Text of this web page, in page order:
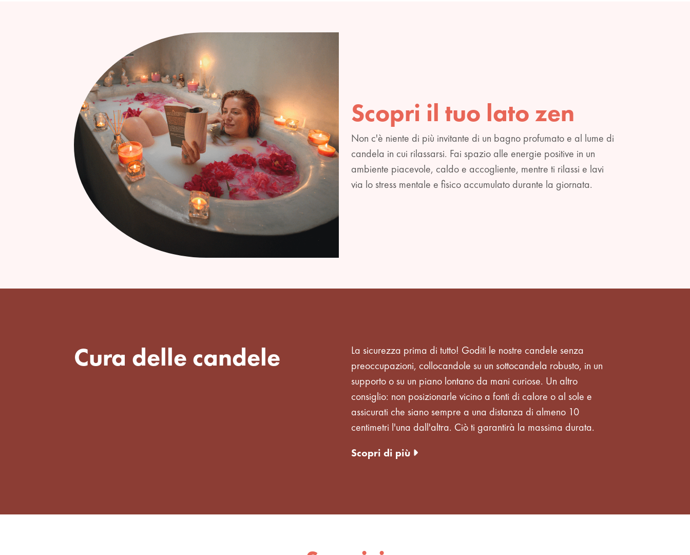
Scopri il tuo lato zen
Non c'è niente di più invitante di un bagno profumato e al lume di
candela in cui rilassarsi. Fai spazio alle energie positive in un
ambiente piacevole, caldo e accogliente, mentre ti rilassi e lavi
via lo stress mentale e fisico accumulato durante la giornata.
Cura delle candele
La sicurezza prima di tutto! Goditi le nostre candele senza
preoccupazioni, collocandole su un sottocandela robusto, in un
supporto o su un piano lontano da mani curiose. Un altro
consiglio: non posizionarle vicino a fonti di calore o al sole e
assicurati che siano sempre a una distanza di almeno 10
centimetri l'una dall'altra. Ciò ti garantirà la massima durata.
Scopri di più